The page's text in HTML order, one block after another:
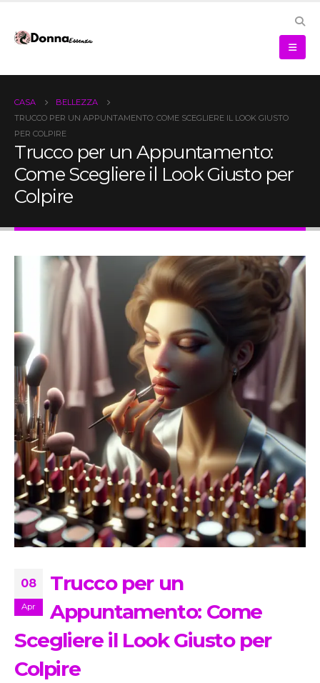
CASA
BELLEZZA
TRUCCO PER UN APPUNTAMENTO: COME SCEGLIERE IL LOOK GIUSTO
PER COLPIRE
Trucco per un Appuntamento:
Come Scegliere il Look Giusto per
Colpire
08
Apr
Trucco per un
Appuntamento: Come
Scegliere il Look Giusto per
Colpire